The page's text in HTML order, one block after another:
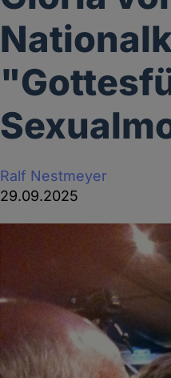
Ralf Nestmeyer
29.09.2025